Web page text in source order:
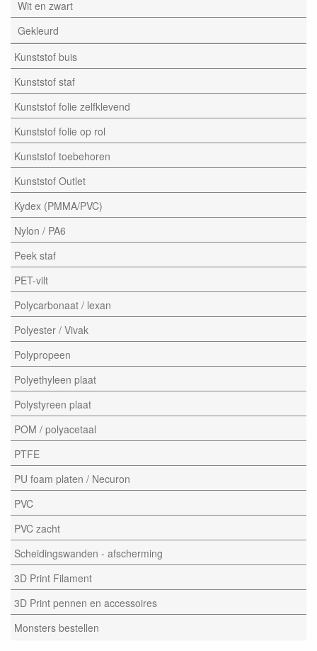
Wit en zwart
Gekleurd
Kunststof buis
Kunststof staf
Kunststof folie zelfklevend
Kunststof folie op rol
Kunststof toebehoren
Kunststof Outlet
Kydex (PMMA/PVC)
Nylon / PA6
Peek staf
PET-vilt
Polycarbonaat / lexan
Polyester / Vivak
Polypropeen
Polyethyleen plaat
Polystyreen plaat
POM / polyacetaal
PTFE
PU foam platen / Necuron
PVC
PVC zacht
Scheidingswanden - afscherming
3D Print Filament
3D Print pennen en accessoires
Monsters bestellen